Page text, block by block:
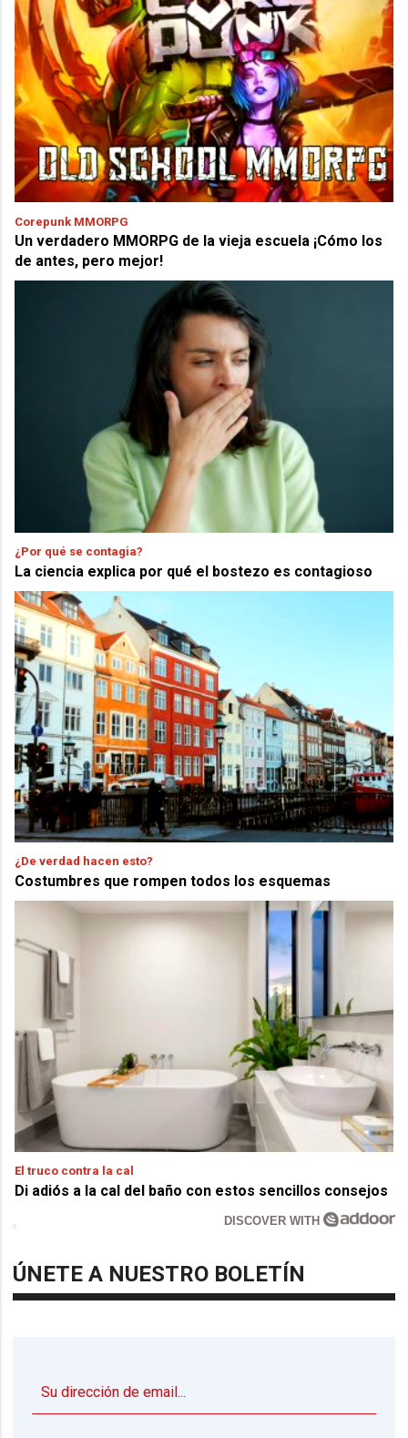
Corepunk MMORPG
Un verdadero MMORPG de la vieja escuela ¡Cómo los
de antes, pero mejor!
¿Por qué se contagia?
La ciencia explica por qué el bostezo es contagioso
¿De verdad hacen esto?
Costumbres que rompen todos los esquemas
El truco contra la cal
Di adiós a la cal del baño con estos sencillos consejos
DISCOVER WITH
ÚNETE A NUESTRO BOLETÍN